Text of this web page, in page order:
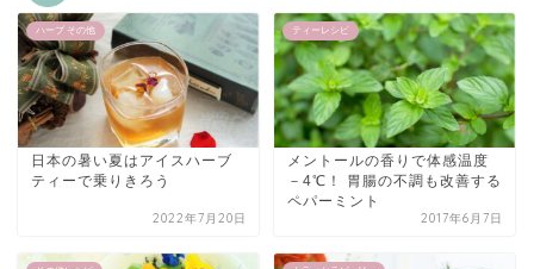
ハーブ その他
日本の暑い夏はアイスハーブ
ティーで乗りきろう
2022年7月20日
ティーレシピ
メントールの香りで体感温度
－4℃！ 胃腸の不調も改善する
ペパーミント
2017年6月7日